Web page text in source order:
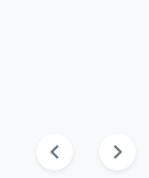
chevron_left chevron_right